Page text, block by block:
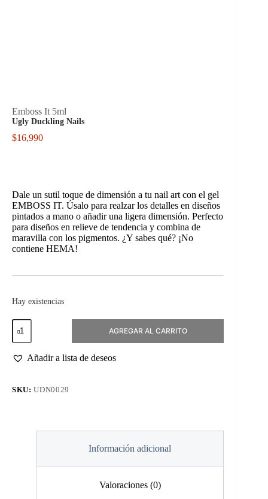
Emboss It 5ml
Ugly Duckling Nails
$16,990
Dale un sutil toque de dimensión a tu nail art con el gel
EMBOSS IT. Úsalo para realzar los detalles en diseños
pintados a mano o añadir una ligera dimensión. Perfecto
para diseños en relieve de tendencia y combina de
maravilla con los pigmentos. ¿Y sabes qué? ¡No
contiene HEMA!
Hay existencias
Emboss
5ml
cantidad
AGREGAR AL CARRITO
Añadir a lista de deseos
SKU:UDN0029
Información adicional
Valoraciones (0)